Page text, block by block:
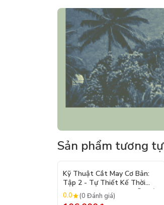
Sản phẩm tương tự
- 10%
Kỹ Thuật Cắt May Cơ Bản:
Tập 2 - Tự Thiết Kế Thời
Trang Nam Nữ - Tạo Mẫu Rập
- Kỹ Thuật Nhảy Size
0.0 (0 Đánh giá)